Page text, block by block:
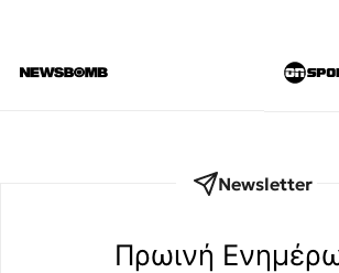
Newsletter
Πρωινή